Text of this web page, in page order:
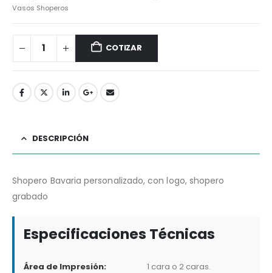
Vasos Shoperos
COTIZAR
DESCRIPCIÓN
Shopero Bavaria personalizado, con logo, shopero
grabado
Especificaciones Técnicas
Área de Impresión: 1 cara o 2 caras.